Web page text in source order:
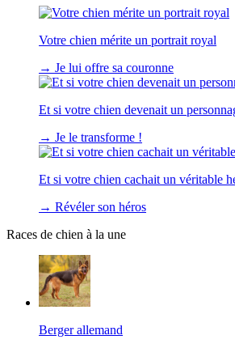
Votre chien mérite un portrait royal
→ Je lui offre sa couronne
Et si votre chien devenait un
→ Je le transforme !
Et si votre chien cachait un véritable
→ Révéler son héros
Races de chien à la une
Berger allemand